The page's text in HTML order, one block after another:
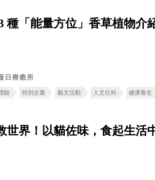
種「能量方位」香草植物介
日療癒所
驗 特別企畫 藝文活動 人文社科 健康養生
世界！以貓佐味，食起生